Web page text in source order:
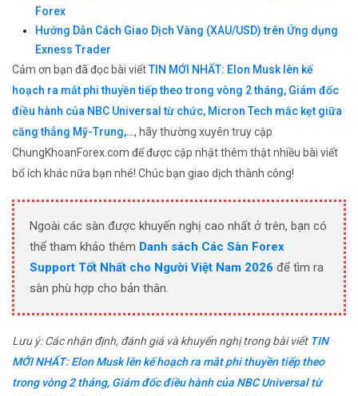
Forex
Hướng Dẫn Cách Giao Dịch Vàng (XAU/USD) trên Ứng dụng
Exness Trader
Cảm ơn bạn đã đọc bài viếtTIN MỚI NHẤT: Elon Musk lên kế
hoạch ra mắt phi thuyền tiếp theo trong vòng 2 tháng, Giám đốc
điều hành của NBC Universal từ chức, Micron Tech mắc kẹt giữa
căng thẳng Mỹ-Trung,…, hãy thường xuyên truy cập
ChungKhoanForex.com để được cập nhật thêm thật nhiều bài viết
bổ ích khác nữa bạn nhé! Chúc bạn giao dịch thành công!
Ngoài các sàn được khuyến nghị cao nhất ở trên, bạn có
thể tham khảo thêm Danh sách Các Sàn Forex
Support Tốt Nhất cho Người Việt Nam 2026 để tìm ra
sàn phù hợp cho bản thân.
Lưu ý: Các nhận định, đánh giá và khuyến nghị trong bài viết TIN
MỚI NHẤT: Elon Musk lên kế hoạch ra mắt phi thuyền tiếp theo
trong vòng 2 tháng, Giám đốc điều hành của NBC Universal từ